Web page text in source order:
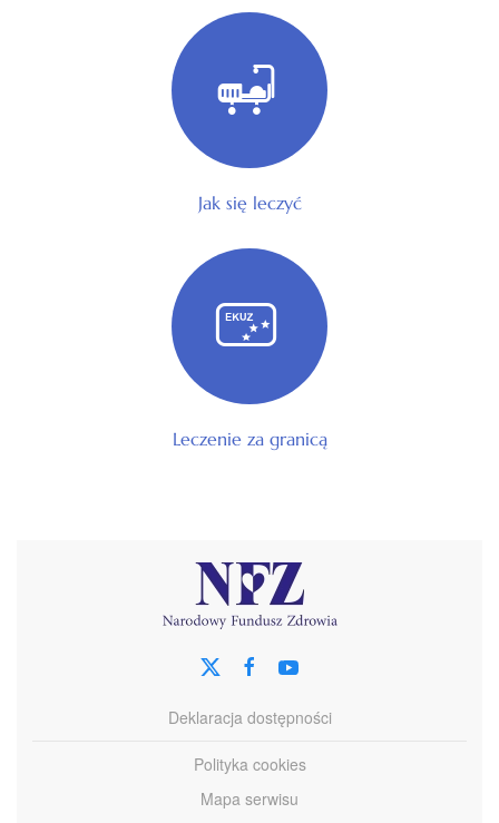
Jak się leczyć
Leczenie za granicą
Deklaracja dostępności
Polityka cookies
Mapa serwisu